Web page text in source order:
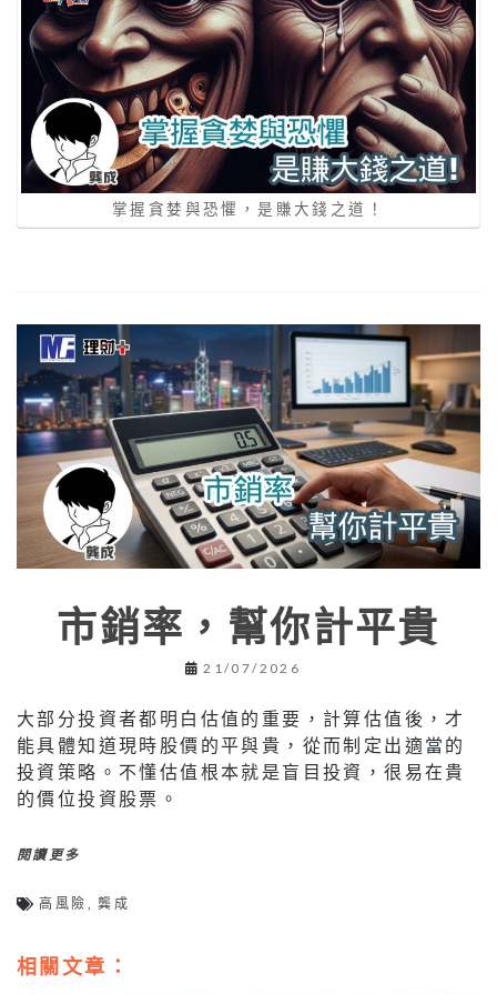
掌握貪婪與恐懼，是賺大錢之道！
市銷率，幫你計平貴
21/07/2026
大部分投資者都明白估值的重要，計算估值後，才
能具體知道現時股價的平與貴，從而制定出適當的
投資策略。不懂估值根本就是盲目投資，很易在貴
的價位投資股票。
閱讀更多
高風險 ,龔成
相關文章：